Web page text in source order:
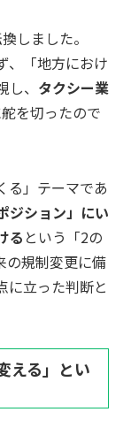
しました。
、「地方におけ
し、 タクシー業
を切ったので
る」テーマであ
ジション」にい
る という「2の
の規制変更に備
に立った判断と
える」とい